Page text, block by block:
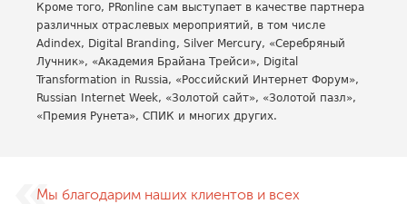
Кроме того, PRonline сам выступает в качестве партнера
различных отраслевых мероприятий, в том числе
Adindex, Digital Branding, Silver Mercury, «Серебряный
Лучник», «Академия Брайана Трейси», Digital
Transformation in Russia, «Российский Интернет Форум»,
Russian Internet Week, «Золотой сайт», «Золотой пазл»,
«Премия Рунета», СПИК и многих других.
Мы благодарим наших клиентов и всех